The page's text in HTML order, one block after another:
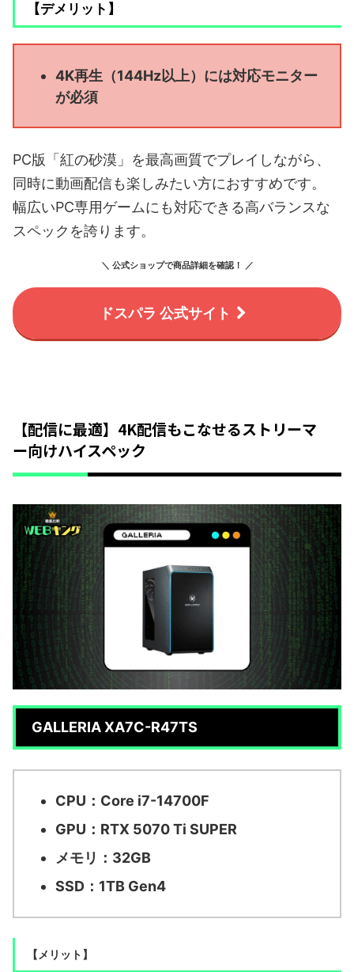
【デメリット】
4K再生（144Hz以上）には対応モニター
が必須
PC版「紅の砂漠」を最高画質でプレイしながら、
同時に動画配信も楽しみたい方におすすめです。
幅広いPC専用ゲームにも対応できる高バランスな
スペックを誇ります。
＼ 公式ショップで商品詳細を確認！ ／
ドスパラ 公式サイト
【配信に最適】4K配信もこなせるストリーマ
ー向けハイスペック
GALLERIA XA7C-R47TS
CPU：Core i7-14700F
GPU：RTX 5070 Ti SUPER
メモリ：32GB
SSD：1TB Gen4
【メリット】